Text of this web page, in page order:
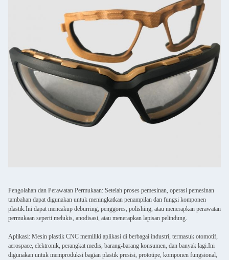
Pengolahan dan Perawatan Permukaan: Setelah proses pemesinan, operasi pemesinan
tambahan dapat digunakan untuk meningkatkan penampilan dan fungsi komponen
plastik.Ini dapat mencakup deburring, penggores, polishing, atau menerapkan perawatan
permukaan seperti melukis, anodisasi, atau menerapkan lapisan pelindung.
Aplikasi: Mesin plastik CNC memiliki aplikasi di berbagai industri, termasuk otomotif,
aerospace, elektronik, perangkat medis, barang-barang konsumen, dan banyak lagi.Ini
digunakan untuk memproduksi bagian plastik presisi, prototipe, komponen fungsional,